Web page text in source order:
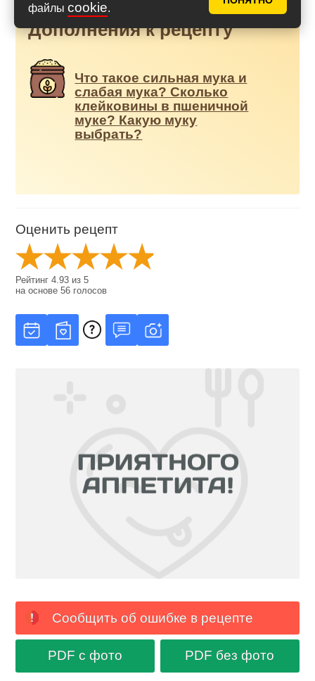
файлы cookie.
Дополнения к рецепту
Что такое сильная мука и
слабая мука? Сколько
клейковины в пшеничной
муке? Какую муку
выбрать?
Оценить рецепт
Рейтинг4.93 из5
на основе56 голосов
Сообщить об ошибке в рецепте
PDF с фото PDF без фото